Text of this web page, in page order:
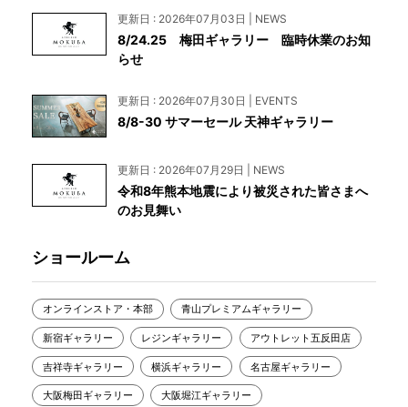
更新日 : 2026年07月03日 | NEWS
8/24.25 梅田ギャラリー 臨時休業のお知
らせ
更新日 : 2026年07月30日 | EVENTS
8/8-30 サマーセール 天神ギャラリー
更新日 : 2026年07月29日 | NEWS
令和8年熊本地震により被災された皆さまへ
のお見舞い
ショールーム
オンラインストア・本部 青山プレミアムギャラリー
新宿ギャラリー レジンギャラリー アウトレット五反田店
吉祥寺ギャラリー 横浜ギャラリー 名古屋ギャラリー
大阪梅田ギャラリー 大阪堀江ギャラリー